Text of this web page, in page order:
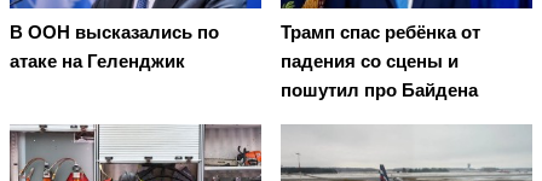
В ООН высказались по
атаке на Геленджик
Трамп спас ребёнка от
падения со сцены и
пошутил про Байдена